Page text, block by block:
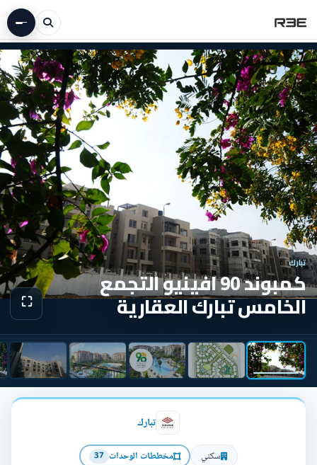
تبارك
كمبوند 90 افينيو التجمع
الخامس تبارك العقارية ⛶عرض
تبارك
سكني مخططات الوحدات 37